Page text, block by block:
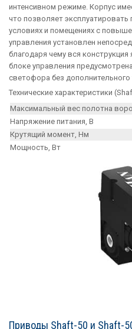
интенсивном режиме. Корпус
что позволяет
условиях и помещениях с
управления установлен
благодаря чему вся
блоке управления
светофора без
Технические характеристики
Максимальный вес полотна
Напряжение питания, В
Крутящий момент, Нм
Мощность, Вт
Приводы Shaft-50 и Shaft-